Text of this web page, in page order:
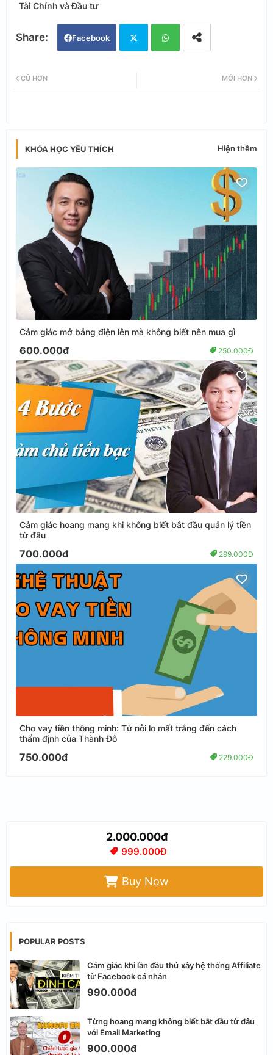
Tài Chính và Đầu tư
Facebook
MỚI HƠN
CŨ HƠN
KHÓA HỌC YÊU THÍCH Hiện thêm
Cảm giác mở bảng điện lên mà không biết nên mua gì
600.000đ 250.000Đ
Cảm giác hoang mang khi không biết bắt đầu quản lý tiền
từ đâu
700.000đ 299.000Đ
Cho vay tiền thông minh: Từ nỗi lo mất trắng đến cách
thẩm định của Thành Đô
750.000đ 229.000Đ
2.000.000đ
999.000Đ
Buy Now
POPULAR POSTS
Cảm giác khi lần đầu thử xây hệ thống Affiliate
từ Facebook cá nhân
990.000đ
Từng hoang mang không biết bắt đầu từ đâu
với Email Marketing
900.000đ